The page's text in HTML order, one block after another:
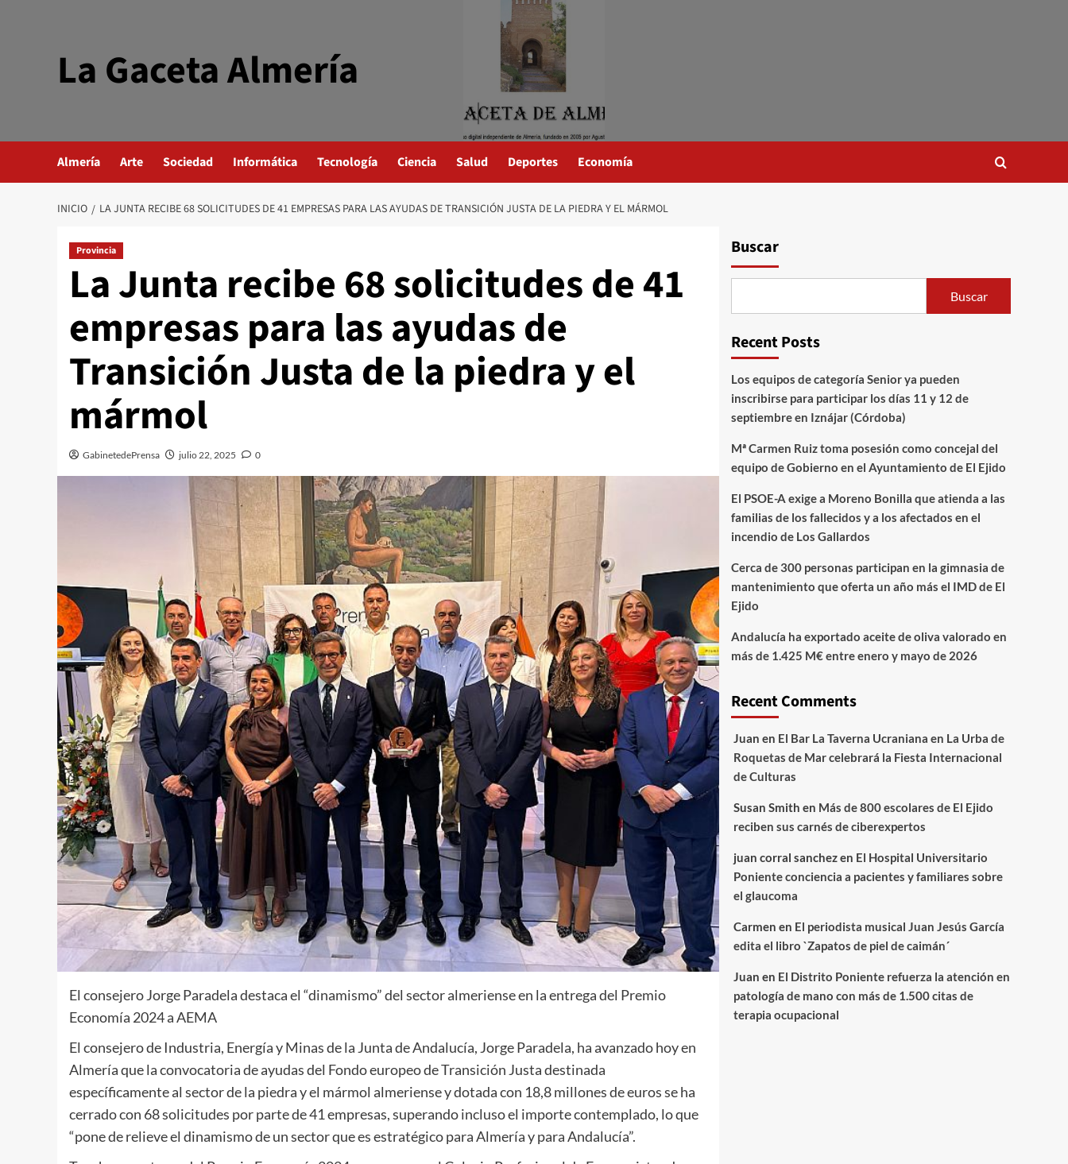
La Gaceta Almería
Almería Arte Sociedad Informática Tecnología Ciencia Salud Deportes Economía
INICIO LA JUNTA RECIBE 68 SOLICITUDES DE 41 EMPRESAS PARA LAS AYUDAS DE TRANSICIÓN JUSTA DE LA PIEDRA Y EL MÁRMOL
Provincia
La Junta recibe 68 solicitudes de 41
empresas para las ayudas de
Transición Justa de la piedra y el
mármol
GabinetedePrensa julio 22, 2025 0
El consejero Jorge Paradela destaca el “dinamismo” del sector almeriense en la entrega del Premio
Economía 2024 a AEMA
El consejero de Industria, Energía y Minas de la Junta de Andalucía, Jorge Paradela, ha avanzado hoy en
Almería que la convocatoria de ayudas del Fondo europeo de Transición Justa destinada
específicamente al sector de la piedra y el mármol almeriense y dotada con 18,8 millones de euros se ha
cerrado con 68 solicitudes por parte de 41 empresas, superando incluso el importe contemplado, lo que
“pone de relieve el dinamismo de un sector que es estratégico para Almería y para Andalucía”.
Buscar
Buscar
Recent Posts
Los equipos de categoría Senior ya pueden
inscribirse para participar los días 11 y 12 de
septiembre en Iznájar (Córdoba)
Mª Carmen Ruiz toma posesión como concejal del
equipo de Gobierno en el Ayuntamiento de El Ejido
El PSOE-A exige a Moreno Bonilla que atienda a las
familias de los fallecidos y a los afectados en el
incendio de Los Gallardos
Cerca de 300 personas participan en la gimnasia de
mantenimiento que oferta un año más el IMD de El
Ejido
Andalucía ha exportado aceite de oliva valorado en
más de 1.425 M€ entre enero y mayo de 2026
Recent Comments
Juan en El Bar La Taverna Ucraniana en La Urba de
Roquetas de Mar celebrará la Fiesta Internacional
de Culturas
Susan Smith en Más de 800 escolares de El Ejido
reciben sus carnés de ciberexpertos
juan corral sanchezen El Hospital Universitario
Poniente conciencia a pacientes y familiares sobre
el glaucoma
Carmen en El periodista musical Juan Jesús García
edita el libro `Zapatos de piel de caimán´
Juan en El Distrito Poniente refuerza la atención en
patología de mano con más de 1.500 citas de
terapia ocupacional